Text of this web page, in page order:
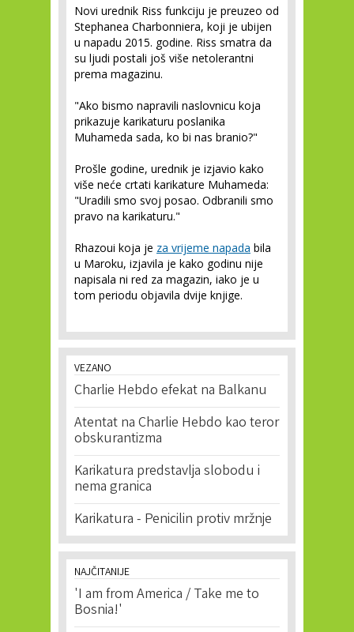
Novi urednik Riss funkciju je preuzeo od
Stephanea Charbonniera, koji je ubijen
u napadu 2015. godine. Riss smatra da
su ljudi postali još više netolerantni
prema magazinu.
"Ako bismo napravili naslovnicu koja
prikazuje karikaturu poslanika
Muhameda sada, ko bi nas branio?"
Prošle godine, urednik je izjavio kako
više neće crtati karikature Muhameda:
"Uradili smo svoj posao. Odbranili smo
pravo na karikaturu."
Rhazoui koja je za vrijeme napada bila
u Maroku, izjavila je kako godinu nije
napisala ni red za magazin, iako je u
tom periodu objavila dvije knjige.
VEZANO
Charlie Hebdo efekat na Balkanu
Atentat na Charlie Hebdo kao teror
obskurantizma
Karikatura predstavlja slobodu i
nema granica
Karikatura - Penicilin protiv mržnje
NAJČITANIJE
'I am from America / Take me to
Bosnia!'